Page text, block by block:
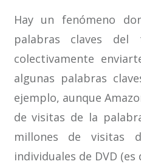
Hay un fenómeno
palabras claves del
colectivamente
algunas palabras
ejemplo, aunque
de visitas de la
millones de visitas
individuales de DVD